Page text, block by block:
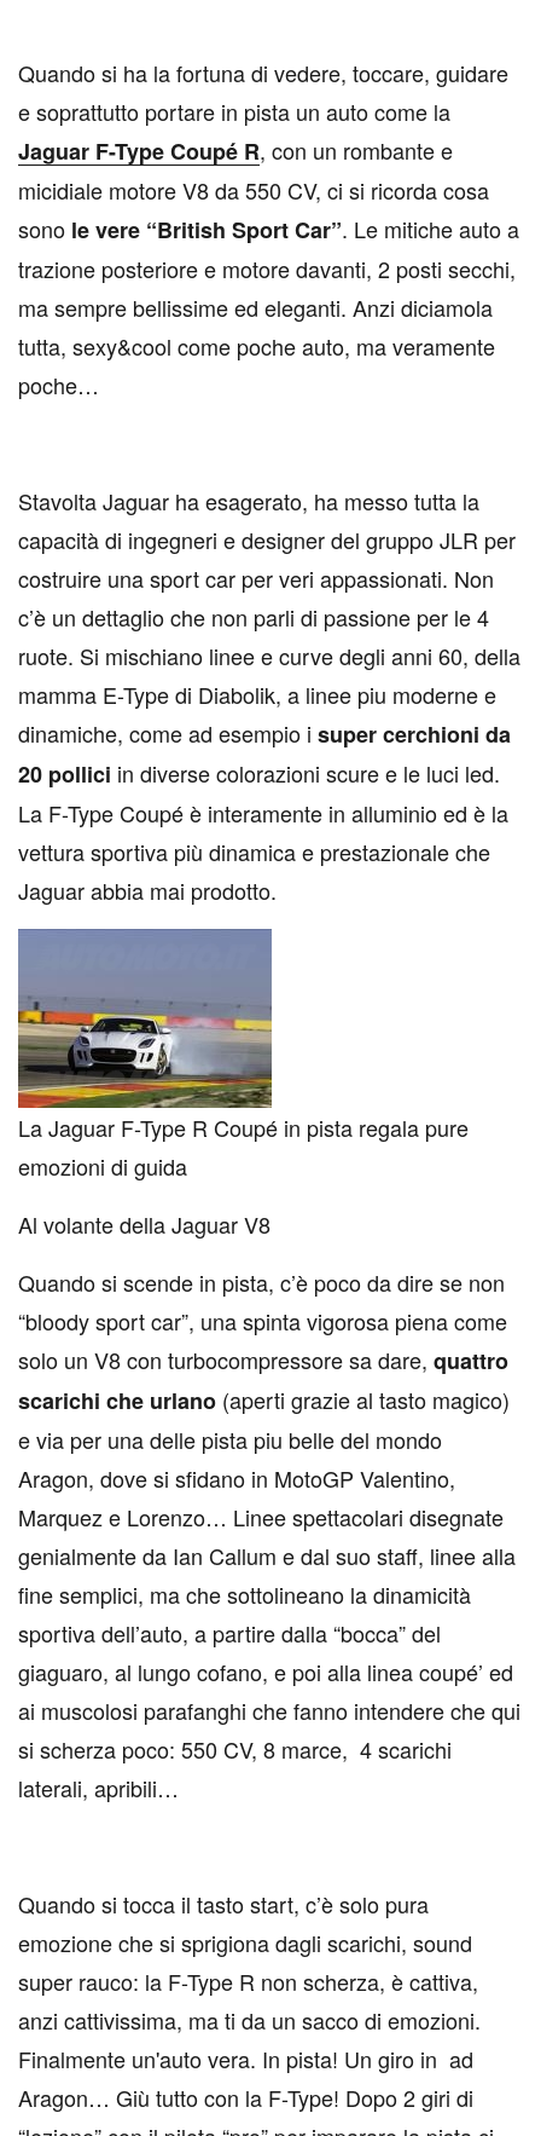
Quando si ha la fortuna di vedere, toccare, guidare
e soprattutto portare in pista un auto come la
Jaguar F-Type Coupé R, con un rombante e
micidiale motore V8 da 550 CV, ci si ricorda cosa
sono le vere “British Sport Car”. Le mitiche auto a
trazione posteriore e motore davanti, 2 posti secchi,
ma sempre bellissime ed eleganti. Anzi diciamola
tutta, sexy&cool come poche auto, ma veramente
poche…
Stavolta Jaguar ha esagerato, ha messo tutta la
capacità di ingegneri e designer del gruppo JLR per
costruire una sport car per veri appassionati. Non
c’è un dettaglio che non parli di passione per le 4
ruote. Si mischiano linee e curve degli anni 60, della
mamma E-Type di Diabolik, a linee piu moderne e
dinamiche, come ad esempio i super cerchioni da
20 pollici in diverse colorazioni scure e le luci led.
La F-Type Coupé è interamente in alluminio ed è la
vettura sportiva più dinamica e prestazionale che
Jaguar abbia mai prodotto.
La Jaguar F-Type R Coupé in pista regala pure
emozioni di guida
Al volante della Jaguar V8
Quando si scende in pista, c’è poco da dire se non
“bloody sport car”, una spinta vigorosa piena come
solo un V8 con turbocompressore sa dare, quattro
scarichi che urlano (aperti grazie al tasto magico)
e via per una delle pista piu belle del mondo
Aragon, dove si sfidano in MotoGP Valentino,
Marquez e Lorenzo… Linee spettacolari disegnate
genialmente da Ian Callum e dal suo staff, linee alla
fine semplici, ma che sottolineano la dinamicità
sportiva dell’auto, a partire dalla “bocca” del
giaguaro, al lungo cofano, e poi alla linea coupé’ ed
ai muscolosi parafanghi che fanno intendere che qui
si scherza poco: 550 CV, 8 marce, 4 scarichi
laterali, apribili…
Quando si tocca il tasto start, c’è solo pura
emozione che si sprigiona dagli scarichi, sound
super rauco: la F-Type R non scherza, è cattiva,
anzi cattivissima, ma ti da un sacco di emozioni.
Finalmente un'auto vera. In pista! Un giro in ad
Aragon… Giù tutto con la F-Type! Dopo 2 giri di